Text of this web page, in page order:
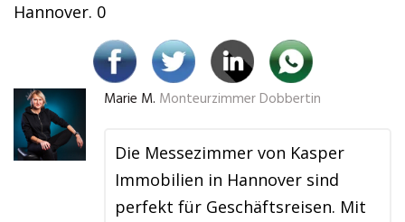
Hannover. 0
Marie M. Monteurzimmer Dobbertin
Die Messezimmer von Kasper
Immobilien in Hannover sind
perfekt für Geschäftsreisen. Mit